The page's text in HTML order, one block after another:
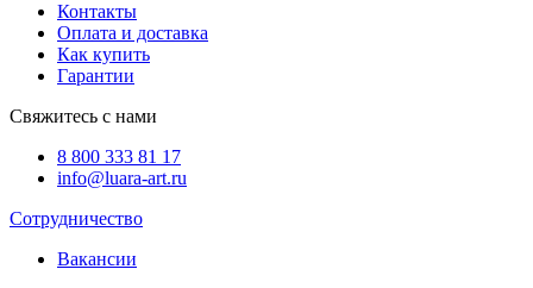
Контакты
Оплата и доставка
Как купить
Гарантии
Свяжитесь с нами
8 800 333 81 17
info@luara-art.ru
Сотрудничество
Вакансии